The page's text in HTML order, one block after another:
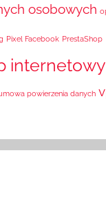
osobowych
Pixel Facebook PrestaShop
internetowy
powierzenia danych